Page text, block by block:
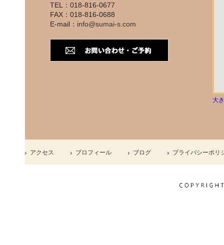
TEL：018-816-0677
FAX：018-816-0688
E-mail： info@sumai-s.com
大
アクセス プロフィール ブログ プライバシーポリ